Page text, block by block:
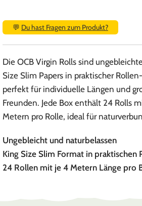
💬 Du hast Fragen zum Produkt?
Die OCB Virgin Rolls sind
Size Slim Papers in praktischer
perfekt für individuelle Längen und
Freunden. Jede Box enthält 24 Rolls
Metern pro Rolle, ideal für
Ungebleicht und naturbelassen
King Size Slim Format in praktischen
24 Rollen mit je 4 Metern Länge pro